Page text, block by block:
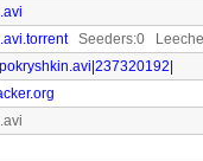
Seeders:0